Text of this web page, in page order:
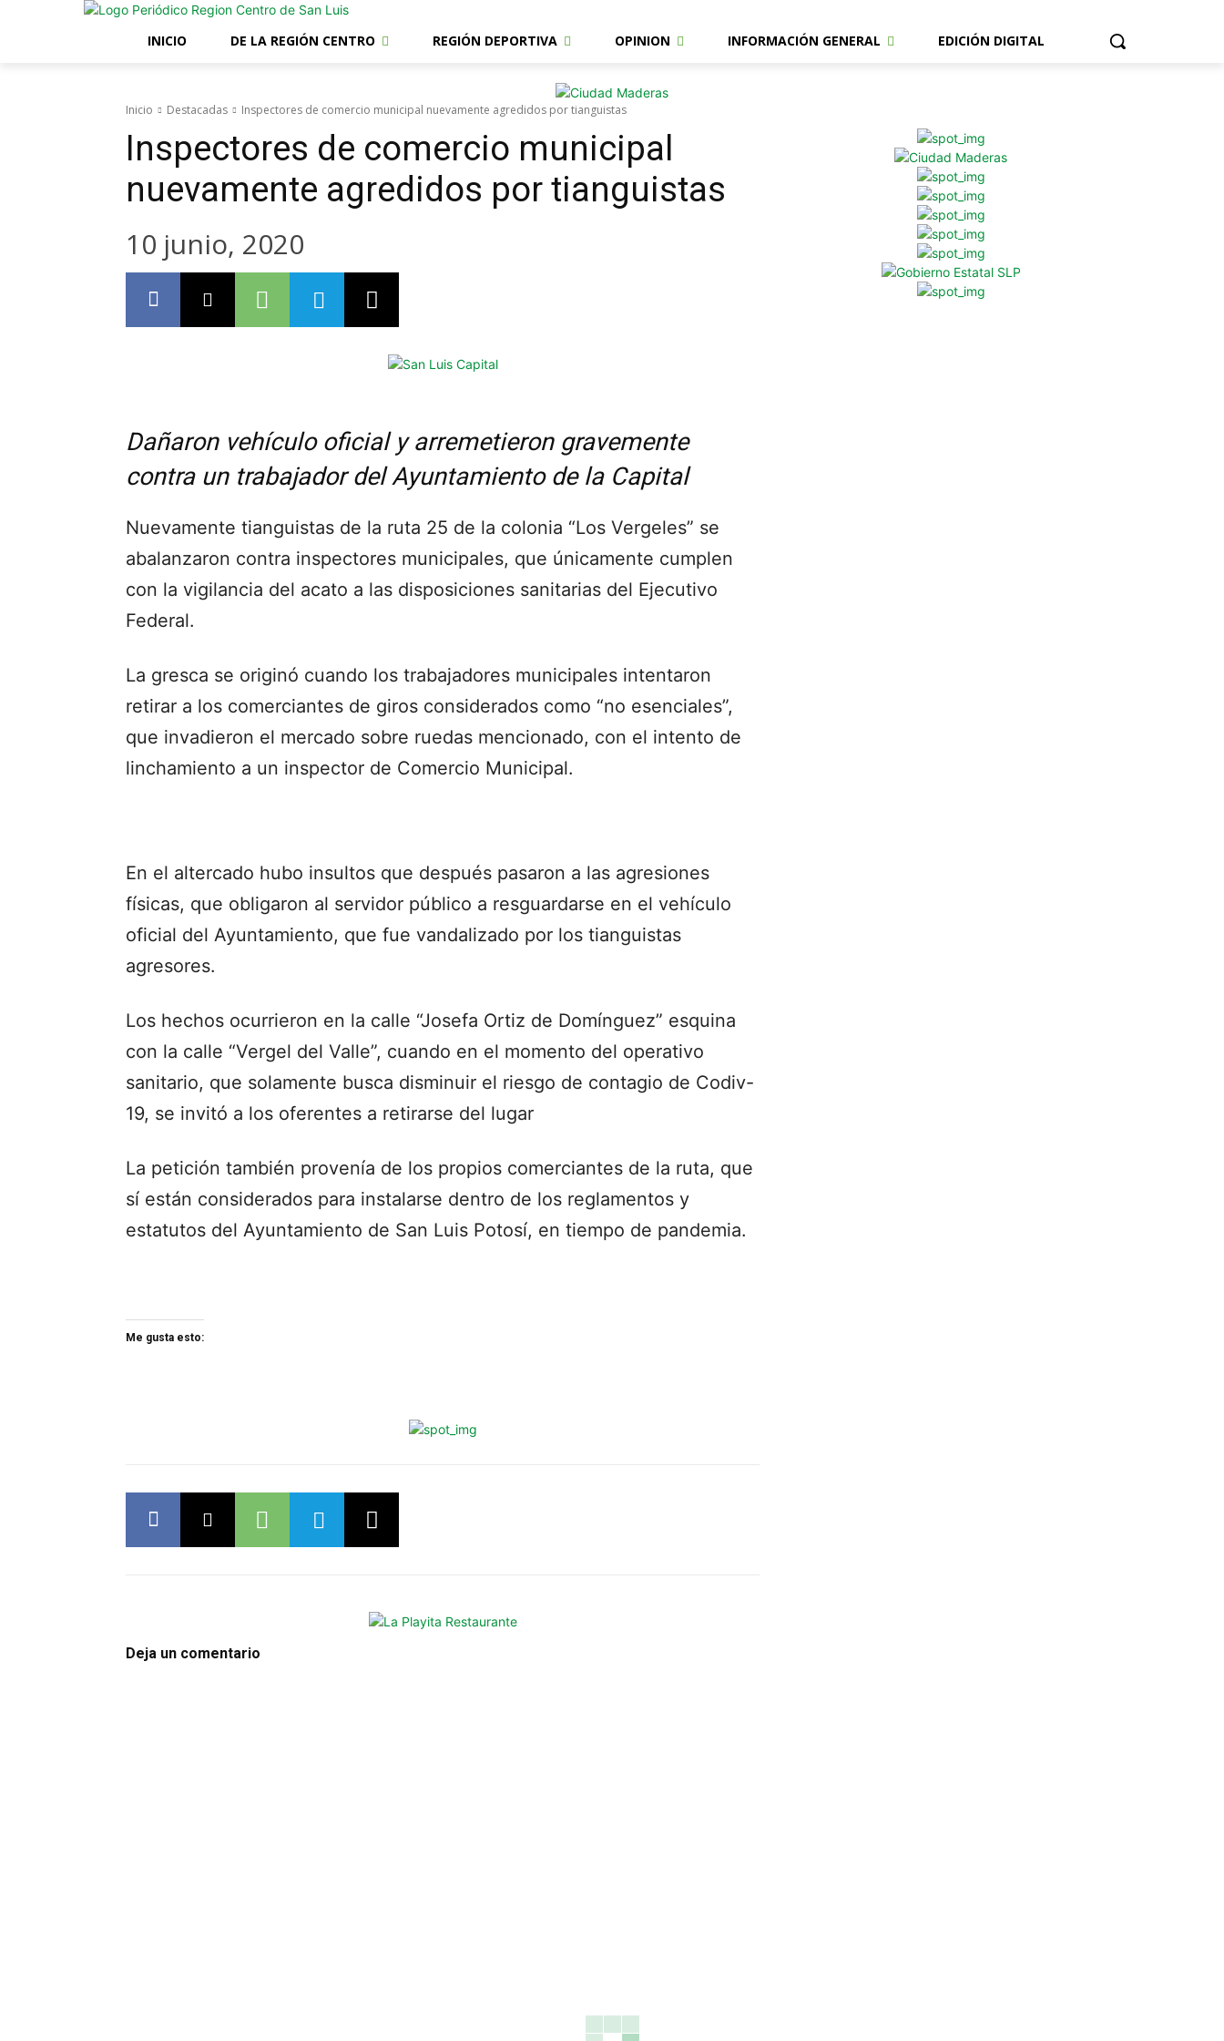
INICIO DE LA REGIÓN CENTRO REGIÓN DEPORTIVA OPINION INFORMACIÓN GENERAL EDICIÓN DIGITAL
Inicio Destacadas Inspectores de comercio municipal nuevamente agredidos por tianguistas
Inspectores de comercio municipal
nuevamente agredidos por tianguistas
10 junio, 2020
Dañaron vehículo oficial y arremetieron gravemente
contra un trabajador del Ayuntamiento de la Capital
Nuevamente tianguistas de la ruta 25 de la colonia “Los Vergeles” se
abalanzaron contra inspectores municipales, que únicamente cumplen
con la vigilancia del acato a las disposiciones sanitarias del Ejecutivo
Federal.
La gresca se originó cuando los trabajadores municipales intentaron
retirar a los comerciantes de giros considerados como “no esenciales”,
que invadieron el mercado sobre ruedas mencionado, con el intento de
linchamiento a un inspector de Comercio Municipal.
En el altercado hubo insultos que después pasaron a las agresiones
físicas, que obligaron al servidor público a resguardarse en el vehículo
oficial del Ayuntamiento, que fue vandalizado por los tianguistas
agresores.
Los hechos ocurrieron en la calle “Josefa Ortiz de Domínguez” esquina
con la calle “Vergel del Valle”, cuando en el momento del operativo
sanitario, que solamente busca disminuir el riesgo de contagio de Codiv-
19, se invitó a los oferentes a retirarse del lugar
La petición también provenía de los propios comerciantes de la ruta, que
sí están considerados para instalarse dentro de los reglamentos y
estatutos del Ayuntamiento de San Luis Potosí, en tiempo de pandemia.
Me gusta esto:
Deja un comentario